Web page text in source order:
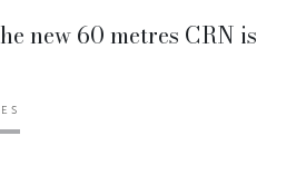
new 60 metres CRN is